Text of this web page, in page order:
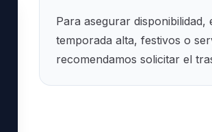
Para asegurar disponibilidad,
temporada alta, festivos o
recomendamos solicitar el